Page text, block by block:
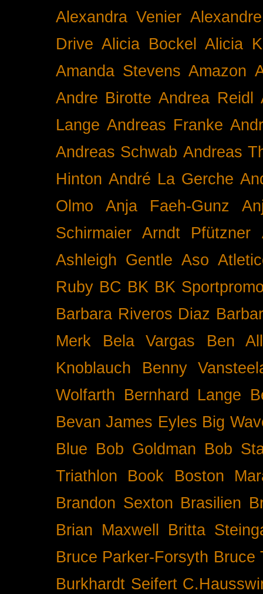
Alexandra Venier
Drive Alicia Bockel
Alicia
Amanda Stevens Amazon
Andre Birotte Andrea Reidl
Lange Andreas Franke
Andreas Schwab Andreas
Hinton André La Gerche
Olmo
Anja Faeh-Gunz
Schirmaier
Arndt Pfützner
Ashleigh Gentle Aso
Ruby BC BK BK
Barbara Riveros Diaz
Merk
Bela Vargas
Ben
Knoblauch
Benny
Wolfarth Bernhard Lange
Bevan James Eyles Big
Blue Bob Goldman Bob
Triathlon
Book
Boston
Brandon Sexton Brasilien
Brian Maxwell
Britta
Bruce Parker-Forsyth Bruce
Burkhardt Seifert